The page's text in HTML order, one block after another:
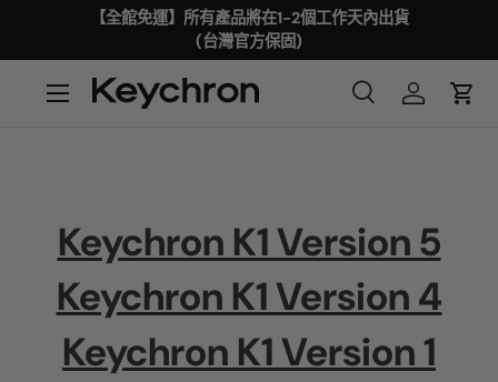
【全館免運】所有產品將在1-2個工作天內出貨
(台灣官方保固)
Keychron K1 Version 5
Keychron K1 Version 4
Keychron K1 Version 1